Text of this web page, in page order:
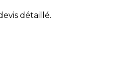
détaillé.